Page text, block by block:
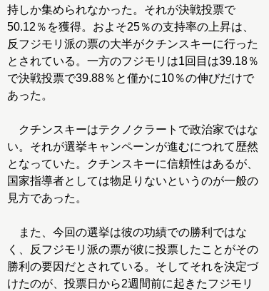
持しか集められなかった。それが決戦投票で
50.12％を獲得。およそ25％の支持率の上昇は、
反フジモリ派の票の大半がクチンスキーに行った
とされている。一方のフジモリは1回目は39.18％
で決戦投票で39.88％と僅かに10％の伸びだけで
あった。
クチンスキーはテクノクラートで政治家ではな
い。それが選挙キャンペーンが進むにつれて歴然
となっていた。クチンスキーに信頼性はあるが、
国家指導者としては物足りないというのが一般の
見方であった。
また、今回の選挙は彼の功績での勝利ではな
く、反フジモリ派の票が彼に投票したことがその
勝利の要因だとされている。そしてそれを決定づ
けたのが、投票日から2週間前に起きたフジモリ